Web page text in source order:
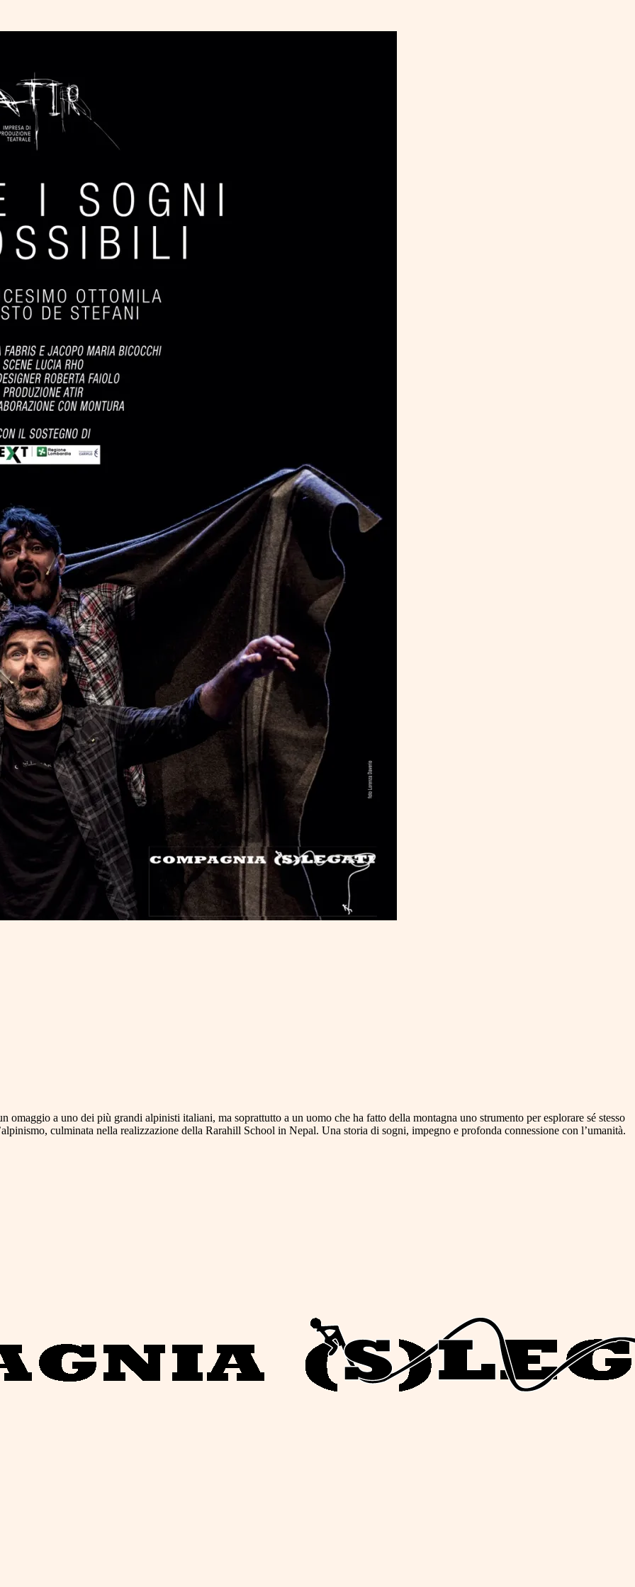
a uno dei più grandi alpinisti italiani, ma soprattutto a un uomo che ha fatto della montagna uno strumento per esplorare sé stesso
culminata nella realizzazione della Rarahill School in Nepal. Una storia di sogni, impegno e profonda connessione con l’umanità.